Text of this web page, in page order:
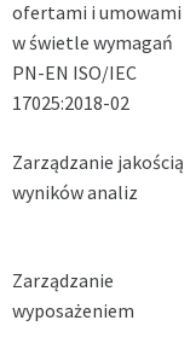
ofertami i umowami
w świetle wymagań
PN-EN ISO/IEC
17025:2018-02
Zarządzanie jakością
wyników analiz
Zarządzanie
wyposażeniem